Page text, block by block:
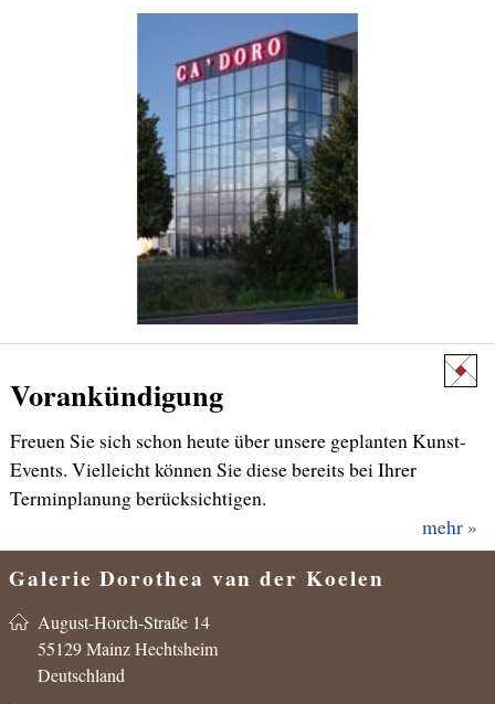
Vorankündigung
Freuen Sie sich schon heute über unsere geplanten Kunst-
Events. Vielleicht können Sie diese bereits bei Ihrer
Terminplanung berücksichtigen.
mehr
Galerie Dorothea van der Koelen
August-Horch-Straße 14
55129 Mainz Hechtsheim
Deutschland